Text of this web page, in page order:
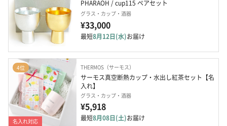
PHARAOH / cup115 ペアセット
グラス・カップ・酒器
¥33,000
最短8月12日(水)お届け
4位
名入れ対応
THERMOS（サーモス）
サーモス真空断熱カップ・水出し紅茶セット【名
入れ】
グラス・カップ・酒器
¥5,918
最短8月08日(土)お届け